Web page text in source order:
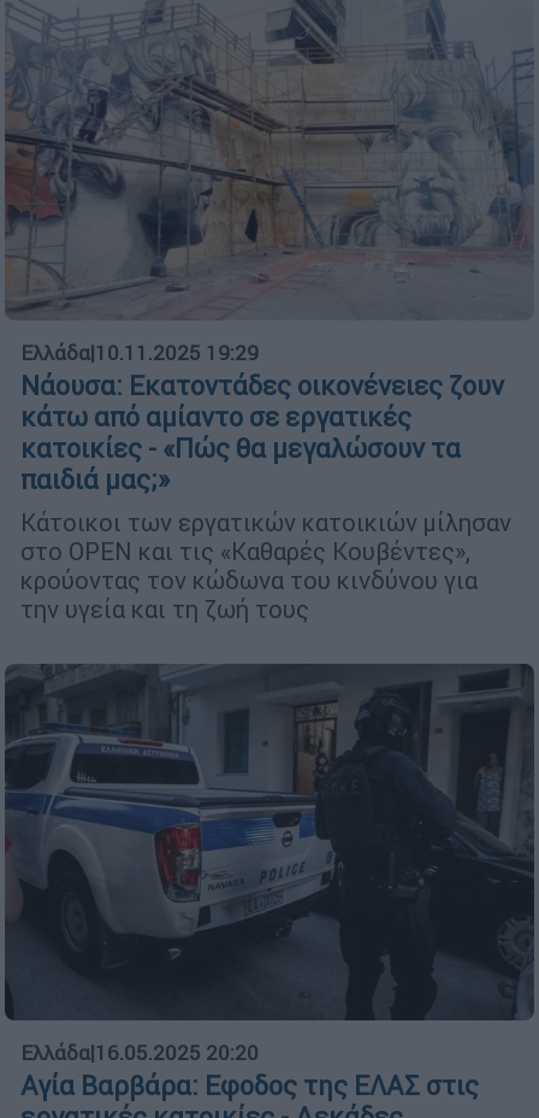
Ελλάδα|10.11.2025 19:29
Νάουσα: Εκατοντάδες οικονένειες ζουν
κάτω από αμίαντο σε εργατικές
κατοικίες - «Πώς θα μεγαλώσουν τα
παιδιά μας;»
Κάτοικοι των εργατικών κατοικιών μίλησαν
στο OPEN και τις «Καθαρές Κουβέντες»,
κρούοντας τον κώδωνα του κινδύνου για
την υγεία και τη ζωή τους
Ελλάδα|16.05.2025 20:20
Αγία Βαρβάρα: Εφοδος της ΕΛΑΣ στις